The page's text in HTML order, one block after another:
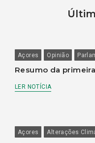
Açores Opinião
Resumo da
LER NOTÍCIA
Açores Alterações